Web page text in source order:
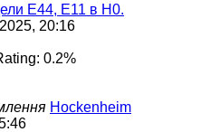
Е44, Е11 в Н0.
20:16
0.2%
Hockenheim